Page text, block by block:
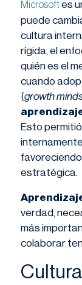
Microsoftes
puede
cultura
rígida, el
quién es el
cuando
(growth
Esto
estratégica.
verdad,
más
colaborar